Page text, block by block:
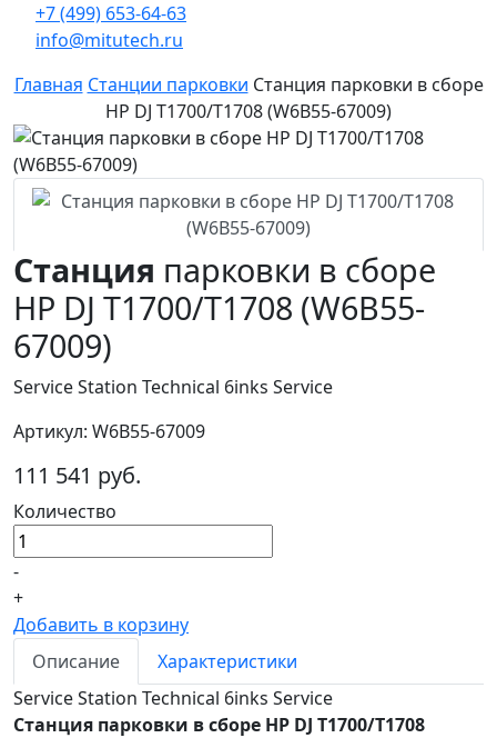
+7 (499) 653-64-63
info@mitutech.ru
Главная Станции парковки Станция парковки в сборе
HP DJ T1700/T1708 (W6B55-67009)
Станция парковки в сборе
HP DJ T1700/T1708 (W6B55-
67009)
Service Station Technical 6inks Service
Артикул: W6B55-67009
111 541 руб.
Количество
-
+
Добавить в корзину
Описание
Характеристики
Service Station Technical 6inks Service
Станция парковки в сборе HP DJ T1700/T1708